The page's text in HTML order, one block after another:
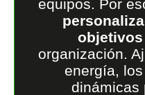
equipos. Por
organización.
energía,
dinámicas